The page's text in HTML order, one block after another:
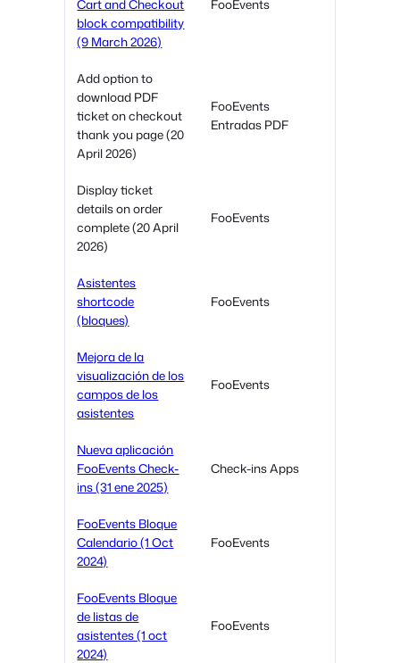
Cart and Checkout
block compatibility
(9 March 2026)
FooEvents
Add option to
download PDF
ticket on checkout
thank you page (20
April 2026)
FooEvents
Entradas PDF
Display ticket
details on order
complete (20 April
2026)
FooEvents
Asistentes
shortcode
(bloques)
FooEvents
Mejora de la
visualización de los
campos de los
asistentes
FooEvents
Nueva aplicación
FooEvents Check-
ins (31 ene 2025)
Check-ins Apps
FooEvents Bloque
Calendario (1 Oct
2024)
FooEvents
FooEvents Bloque
de listas de
asistentes (1 oct
2024)
FooEvents